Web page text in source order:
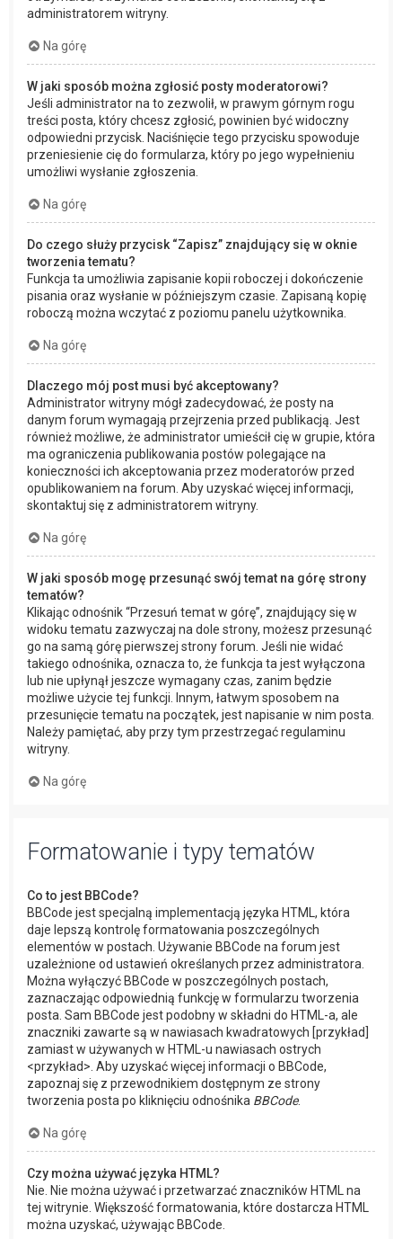
administratorem witryny.
Na górę
W jaki sposób można zgłosić posty moderatorowi?
Jeśli administrator na to zezwolił, w prawym górnym rogu
treści posta, który chcesz zgłosić, powinien być widoczny
odpowiedni przycisk. Naciśnięcie tego przycisku spowoduje
przeniesienie cię do formularza, który po jego wypełnieniu
umożliwi wysłanie zgłoszenia.
Na górę
Do czego służy przycisk “Zapisz” znajdujący się w oknie
tworzenia tematu?
Funkcja ta umożliwia zapisanie kopii roboczej i dokończenie
pisania oraz wysłanie w późniejszym czasie. Zapisaną kopię
roboczą można wczytać z poziomu panelu użytkownika.
Na górę
Dlaczego mój post musi być akceptowany?
Administrator witryny mógł zadecydować, że posty na
danym forum wymagają przejrzenia przed publikacją. Jest
również możliwe, że administrator umieścił cię w grupie, która
ma ograniczenia publikowania postów polegające na
konieczności ich akceptowania przez moderatorów przed
opublikowaniem na forum. Aby uzyskać więcej informacji,
skontaktuj się z administratorem witryny.
Na górę
W jaki sposób mogę przesunąć swój temat na górę strony
tematów?
Klikając odnośnik “Przesuń temat w górę”, znajdujący się w
widoku tematu zazwyczaj na dole strony, możesz przesunąć
go na samą górę pierwszej strony forum. Jeśli nie widać
takiego odnośnika, oznacza to, że funkcja ta jest wyłączona
lub nie upłynął jeszcze wymagany czas, zanim będzie
możliwe użycie tej funkcji. Innym, łatwym sposobem na
przesunięcie tematu na początek, jest napisanie w nim posta.
Należy pamiętać, aby przy tym przestrzegać regulaminu
witryny.
Na górę
Formatowanie i typy tematów
Co to jest BBCode?
BBCode jest specjalną implementacją języka HTML, która
daje lepszą kontrolę formatowania poszczególnych
elementów w postach. Używanie BBCode na forum jest
uzależnione od ustawień określanych przez administratora.
Można wyłączyć BBCode w poszczególnych postach,
zaznaczając odpowiednią funkcję w formularzu tworzenia
posta. Sam BBCode jest podobny w składni do HTML-a, ale
znaczniki zawarte są w nawiasach kwadratowych [przykład]
zamiast w używanych w HTML-u nawiasach ostrych
<przykład>. Aby uzyskać więcej informacji o BBCode,
zapoznaj się z przewodnikiem dostępnym ze strony
tworzenia posta po kliknięciu odnośnika BBCode.
Na górę
Czy można używać języka HTML?
Nie. Nie można używać i przetwarzać znaczników HTML na
tej witrynie. Większość formatowania, które dostarcza HTML
można uzyskać, używając BBCode.